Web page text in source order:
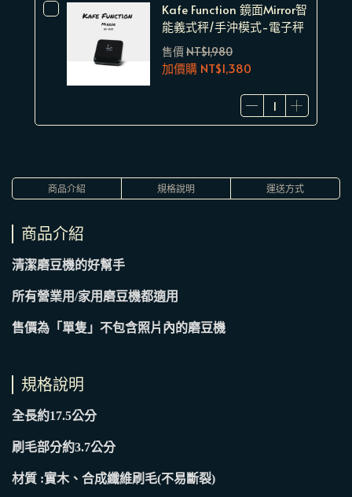
Kafe Function 鏡面Mirror智
能義式秤/手沖模式-電子秤
售價NT$1,980
加價購 NT$1,380
商品介紹 規格說明 運送方式
商品介紹
清潔磨豆機的好幫手
所有營業用/家用磨豆機都適用
售價為「單隻」不包含照片內的磨豆機
規格說明
全長約17.5公分
刷毛部分約3.7公分
材質 :實木、合成纖維刷毛(不易斷裂)